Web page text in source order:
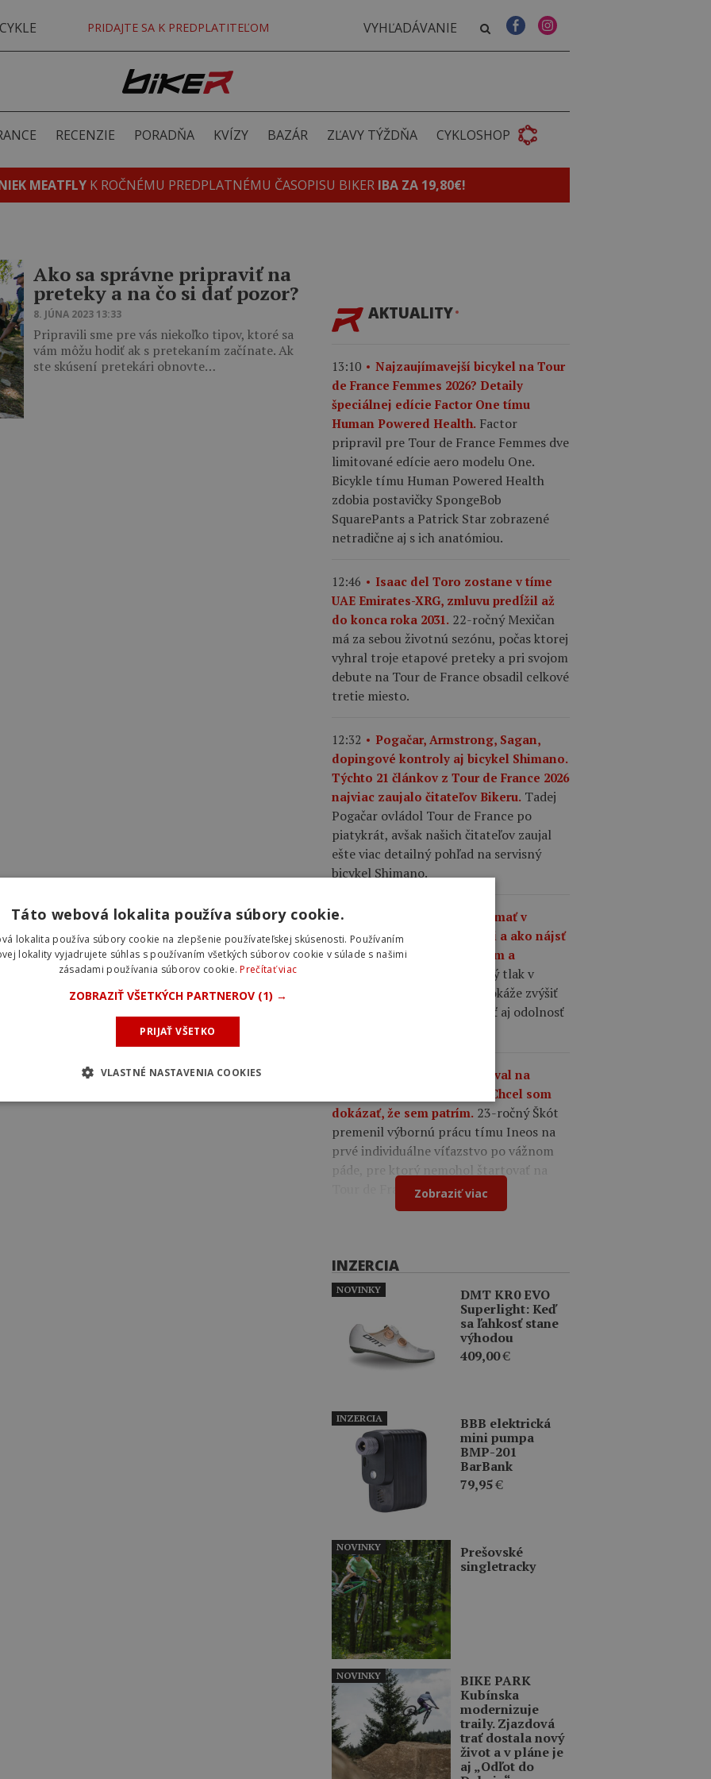
PRIDAJTE SA K PREDPLATITEĽOM
RECENZIE PORADŇA KVÍZY BAZÁR ZĽAVY TÝŽDŇA CYKLOSHOP
MEATFLY K ROČNÉMU PREDPLATNÉMU ČASOPISU BIKER IBA ZA 19,80€!
Ako sa správne pripraviť na
preteky a na čo si dať pozor?
8. JÚNA 2023 13:33
Pripravili sme pre vás niekoľko tipov, ktoré sa
vám môžu hodiť ak s pretekaním začínate. Ak
ste skúsení pretekári obnovte…
AKTUALITY
13:10
Najzaujímavejší bicykel na Tour
de France Femmes 2026? Detaily
špeciálnej edície Factor One tímu
Human Powered Health. Factor
pripravil pre Tour de France Femmes dve
limitované edície aero modelu One.
Bicykle tímu Human Powered Health
zdobia postavičky SpongeBob
SquarePants a Patrick Star zobrazené
netradične aj s ich anatómiou.
12:46
Isaac del Toro zostane v tíme
UAE Emirates-XRG, zmluvu predĺžil až
do konca roka 2031. 22-ročný Mexičan
má za sebou životnú sezónu, počas ktorej
vyhral troje etapové preteky a pri svojom
debute na Tour de France obsadil celkové
tretie miesto.
12:32
Pogačar, Armstrong, Sagan,
dopingové kontroly aj bicykel Shimano.
Týchto 21 článkov z Tour de France 2026
najviac zaujalo čitateľov Bikeru. Tadej
Pogačar ovládol Tour de France po
piatykrát, avšak našich čitateľov zaujal
ešte viac detailný pohľad na servisný
bicykel Shimano.
10:01
Aký tlak by ste mali mať v
plášťoch na cestnom bicykli a ako nájsť
rovnováhu medzi komfortom a
Správne zvolený tlak v
plášťoch cestného bicykla dokáže zvýšiť
rýchlosť, komfort, priľnavosť aj odolnosť
Oscar Onley triumfoval na
pretekoch Okolo Burgosu: Chcel som
dokázať, že sem patrím. 23-ročný Škót
premenil výbornú prácu tímu Ineos na
prvé individuálne víťazstvo po vážnom
páde, pre ktorý nemohol štartovať na
Tour de France.Zobraziť viac
INZERCIA
DMT KR0 EVO
Superlight: Keď
sa ľahkosť stane
výhodou
409,00€
NOVINKY
BBB elektrická
mini pumpa
BMP-201
BarBank
79,95€
INZERCIA
Prešovské
singletracky
NOVINKY
BIKE PARK
Kubínska
modernizuje
traily. Zjazdová
trať dostala nový
život a v pláne je
aj „Odľot do
NOVINKY
Táto webová lokalita používa súbory cookie.
lokalita používa súbory cookie na zlepšenie používateľskej skúsenosti. Používaním
lokality vyjadrujete súhlas s používaním všetkých súborov cookie v súlade s našimi
zásadami používania súborov cookie.Prečítať viac
ZOBRAZIŤ VŠETKÝCH PARTNEROV (1) →
PRIJAŤ VŠETKO
VLASTNÉ NASTAVENIA COOKIES